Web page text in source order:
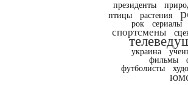
президенты
птицы
растения
рок сериалы
спортсмены
украина
фильмы
футболисты